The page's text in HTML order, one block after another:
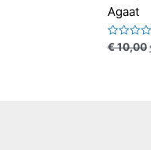
Agaat
€10,00